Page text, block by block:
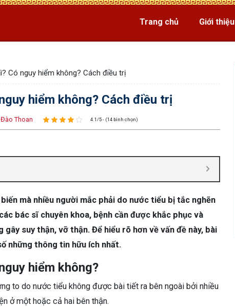
Trang chủ Giới thiệu
Có nguy hiểm không? Cách điều trị
hiểm không? Cách điều trị
Đào Thoan 4.1/5 - (14 bình chọn)
mà nhiều người mắc phải do nước tiểu bị tắc nghẽn
bác sĩ chuyên khoa, bệnh cần được khắc phục và
suy thận, vỡ thận. Để hiểu rõ hơn về vấn đề này, bài
những thông tin hữu ích nhất.
hiểm không?
to do nước tiểu không được bài tiết ra bên ngoài bởi nhiều
ở một hoặc cả hai bên thận.